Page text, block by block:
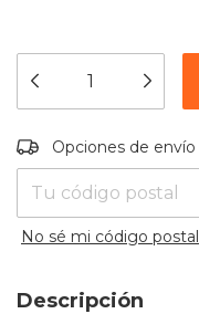
Entregas para el CP:
Opciones de envío
No sé mi código postal
Descripción